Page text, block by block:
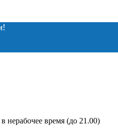
нерабочее время (до 21.00)